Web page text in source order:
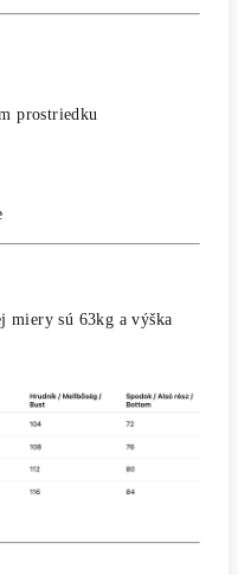
prostriedku
miery sú 63kg a výška